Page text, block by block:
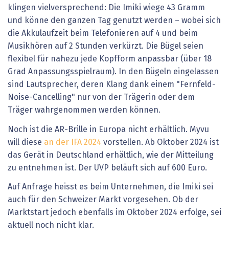
klingen vielversprechend: Die Imiki wiege 43 Gramm
und könne den ganzen Tag genutzt werden – wobei sich
die Akkulaufzeit beim Telefonieren auf 4 und beim
Musikhören auf 2 Stunden verkürzt. Die Bügel seien
flexibel für nahezu jede Kopfform anpassbar (über 18
Grad Anpassungsspielraum). In den Bügeln eingelassen
sind Lautsprecher, deren Klang dank einem "Fernfeld-
Noise-Cancelling" nur von der Trägerin oder dem
Träger wahrgenommen werden können.
Noch ist die AR-Brille in Europa nicht erhältlich. Myvu
will diese an der IFA 2024 vorstellen. Ab Oktober 2024 ist
das Gerät in Deutschland erhältlich, wie der Mitteilung
zu entnehmen ist. Der UVP beläuft sich auf 600 Euro.
Auf Anfrage heisst es beim Unternehmen, die Imiki sei
auch für den Schweizer Markt vorgesehen. Ob der
Marktstart jedoch ebenfalls im Oktober 2024 erfolge, sei
aktuell noch nicht klar.